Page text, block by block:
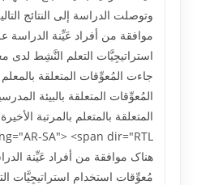
وتوصلت الدراسة إلى النتائج
موافقة من أفراد عَيِّنة
استراتيجِيَّات التعلم النَّشِط لدى
جاءت المُعوِّقات المتعلقة بالمعلم
المُعوِّقات المتعلقة بالبيئة
هناک موافقة من أفراد عَيِّنة
مُعوِّقات استخدام استراتيجِيَّات